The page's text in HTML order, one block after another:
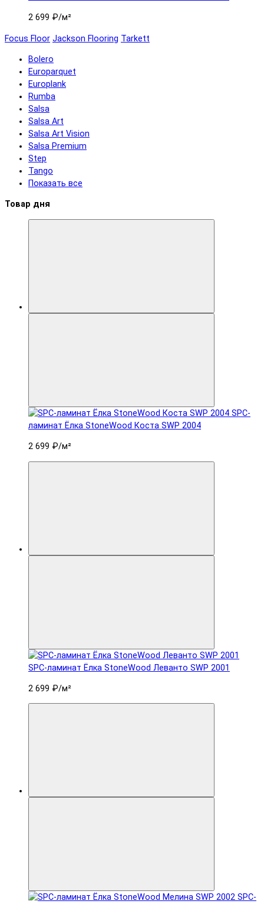
2 699 ₽/м²
Focus Floor Jackson Flooring Tarkett
Bolero
Europarquet
Europlank
Rumba
Salsa
Salsa Art
Salsa Art Vision
Salsa Premium
Step
Tango
Показать все
Товар дня
SPC-
ламинат Ëлка StoneWood Коста SWP 2004
2 699 ₽/м²
SPC-ламинат Ëлка StoneWood Леванто SWP 2001
2 699 ₽/м²
SPC-